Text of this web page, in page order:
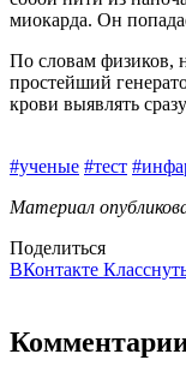
миокарда. Он
По словам физиков,
простейший
крови выявлять
#ученые #тест
Материал
Поделиться
ВКонтакте